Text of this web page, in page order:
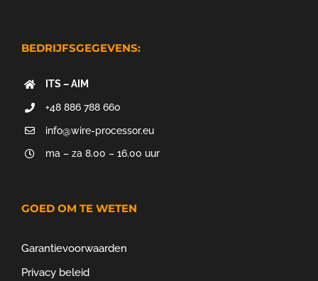
BEDRIJFSGEGEVENS:
ITS – AIM
+48 886 788 660
info@wire-processor.eu
ma – za 8.00 – 16.00 uur
GOED OM TE WETEN
Garantievoorwaarden
Privacy beleid